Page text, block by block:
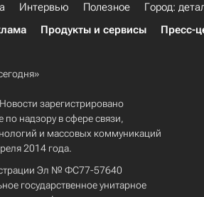
Интервью Полезное
Город:
Продукты и сервисы Пресс-
зарегистрировано
надзору в сфере связи,
и массовых коммуникаций
2014 года.
Эл № ФС77-57640
государственное унитарное